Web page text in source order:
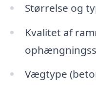
Størrelse og
Kvalitet af
Vægtype